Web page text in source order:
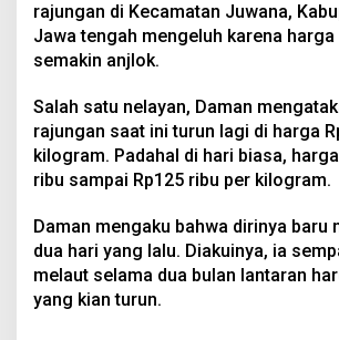
rajungan di Kecamatan Juwana,
Jawa tengah mengeluh karena
semakin anjlok.
Salah satu nelayan, Daman
rajungan saat ini turun lagi di harga
kilogram. Padahal di hari biasa,
ribu sampai Rp125 ribu per kilogram.
Daman mengaku bahwa dirinya baru
dua hari yang lalu. Diakuinya, ia
melaut selama dua bulan lantaran
yang kian turun.